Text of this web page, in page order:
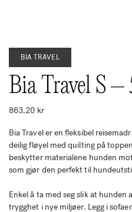
BIA TRAVEL
Bia Travel S –
863,20 kr
Bia Travel er en fleksibel
deilig fløyel med quilting på
beskytter materialene hunden
som gjør den perfekt til
Enkel å ta med seg slik at hunden
trygghet i nye miljøer. Legg i